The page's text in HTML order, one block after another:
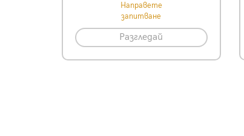
Направете
запитване
Разгледай